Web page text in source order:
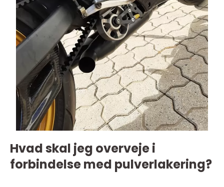
Hvad skal jeg overveje i
forbindelse med pulverlakering?